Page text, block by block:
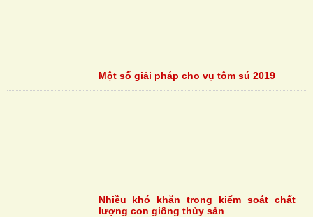
Một số giải pháp cho vụ tôm sú 2019
Nhiều khó khăn trong kiểm soát chất
lượng con giống thủy sản